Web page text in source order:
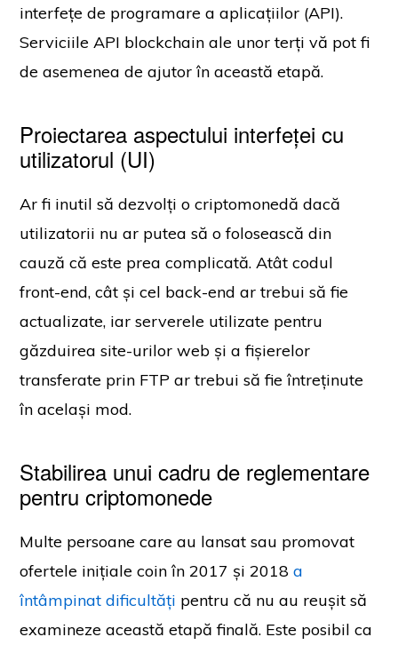
interfețe de programare a aplicațiilor (API).
Serviciile API blockchain ale unor terți vă pot fi
de asemenea de ajutor în această etapă.
Proiectarea aspectului interfeței cu
utilizatorul (UI)
Ar fi inutil să dezvolți o criptomonedă dacă
utilizatorii nu ar putea să o folosească din
cauză că este prea complicată. Atât codul
front-end, cât și cel back-end ar trebui să fie
actualizate, iar serverele utilizate pentru
găzduirea site-urilor web și a fișierelor
transferate prin FTP ar trebui să fie întreținute
în același mod.
Stabilirea unui cadru de reglementare
pentru criptomonede
Multe persoane care au lansat sau promovat
ofertele inițiale coin în 2017 și 2018a
întâmpinat dificultăți pentru că nu au reușit să
examineze această etapă finală. Este posibil ca